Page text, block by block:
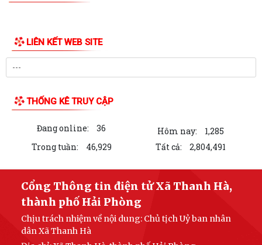
Hội nghị toàn quốc nghiên cứu, học tập, quán triệt và triển khai thực
hiện Nghị quyết Hội nghị lần...
Ban đại diện Hội đồng quản trị Ngân hàng Chính sách xã hội xã Thanh
Phụ nữ cơ sở năm 2026
Công an thành phố Hải Phòng khai giảng lớp bồi dưỡng nghiệp vụ cho
Lịch làm việc của Thường trực HĐND xã và Lãnh đạo UBND xã từ ngày
27/7/2026 đến ngày 31/7/2026
Thanh Hà tổ chức Lễ thắp nến tri ân các Anh hùng Liệt sĩ.
LIÊN KẾT WEB SITE